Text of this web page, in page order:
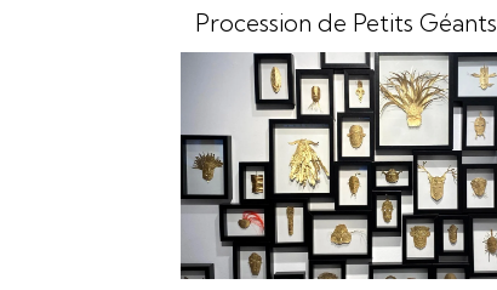
Procession de Petits Géants